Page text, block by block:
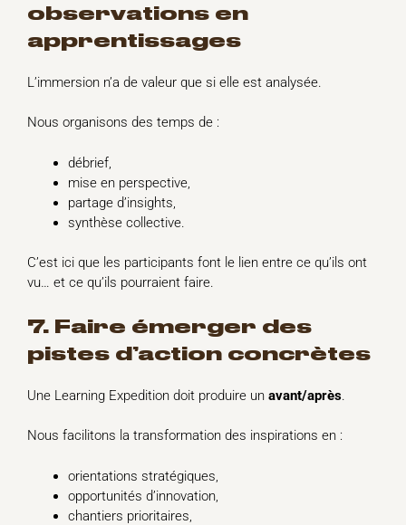
observations en
apprentissages
L’immersion n’a de valeur que si elle est analysée.
Nous organisons des temps de :
débrief,
mise en perspective,
partage d’insights,
synthèse collective.
C’est ici que les participants font le lien entre ce qu’ils ont
vu… et ce qu’ils pourraient faire.
7. Faire émerger des
pistes d’action concrètes
Une Learning Expedition doit produire un avant/après.
Nous facilitons la transformation des inspirations en :
orientations stratégiques,
opportunités d’innovation,
chantiers prioritaires,